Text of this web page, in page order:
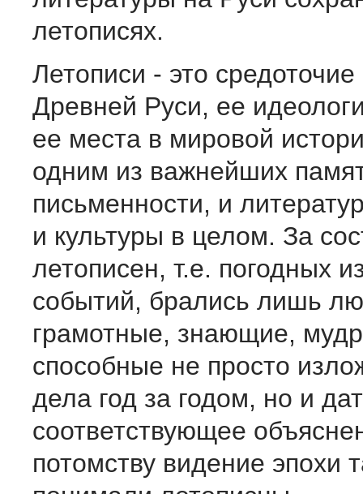
летописях.
Летописи - это
Древней Руси, ее
ее места в мировой
одним из важнейших
письменности, и
и культуры в целом. За
летописен, т.е. погодных
событий, брались лишь
грамотные, знающие,
способные не просто
дела год за годом, но и
соответствующее
потомству видение эпохи